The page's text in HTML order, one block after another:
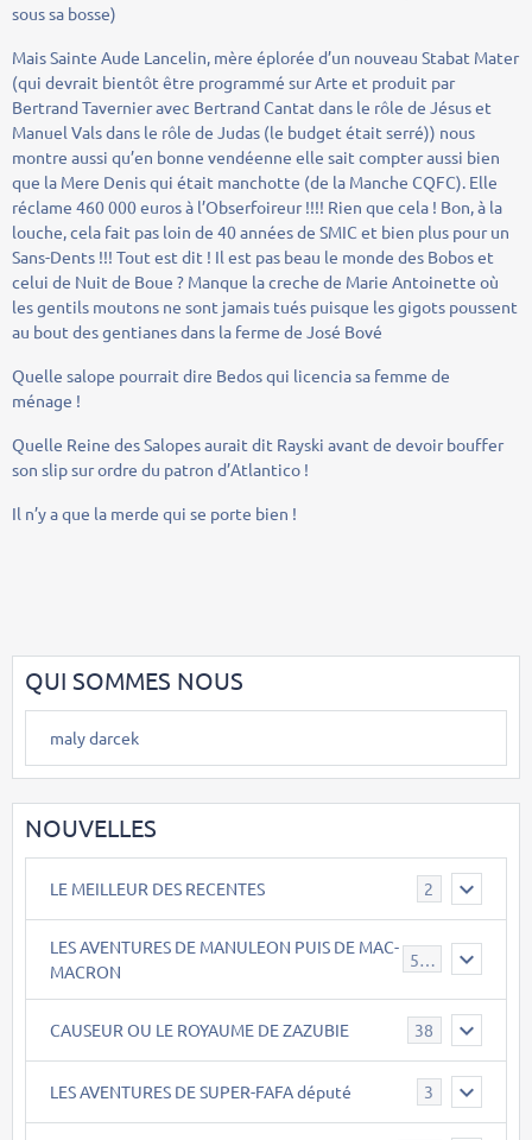
sous sa bosse)
Mais Sainte Aude Lancelin, mère éplorée d’un nouveau Stabat Mater
(qui devrait bientôt être programmé sur Arte et produit par
Bertrand Tavernier avec Bertrand Cantat dans le rôle de Jésus et
Manuel Vals dans le rôle de Judas (le budget était serré)) nous
montre aussi qu’en bonne vendéenne elle sait compter aussi bien
que la Mere Denis qui était manchotte (de la Manche CQFC). Elle
réclame 460 000 euros à l’Obserfoireur !!!! Rien que cela ! Bon, à la
louche, cela fait pas loin de 40 années de SMIC et bien plus pour un
Sans-Dents !!! Tout est dit ! Il est pas beau le monde des Bobos et
celui de Nuit de Boue ? Manque la creche de Marie Antoinette où
les gentils moutons ne sont jamais tués puisque les gigots poussent
au bout des gentianes dans la ferme de José Bové
Quelle salope pourrait dire Bedos qui licencia sa femme de
ménage !
Quelle Reine des Salopes aurait dit Rayski avant de devoir bouffer
son slip sur ordre du patron d’Atlantico !
Il n’y a que la merde qui se porte bien !
QUI SOMMES NOUS
maly darcek
NOUVELLES
LE MEILLEUR DES RECENTES 2
LES AVENTURES DE MANULEON PUIS DE MAC-
MACRON
543
CAUSEUR OU LE ROYAUME DE ZAZUBIE 38
LES AVENTURES DE SUPER-FAFA député 3